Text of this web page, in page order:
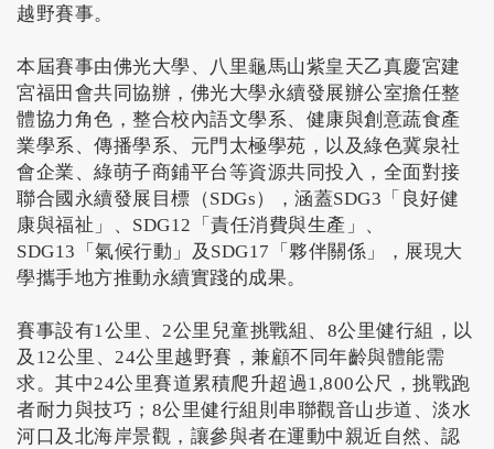
越野賽事。
本屆賽事由佛光大學、八里龜馬山紫皇天乙真慶宮建
宮福田會共同協辦，佛光大學永續發展辦公室擔任整
體協力角色，整合校內語文學系、健康與創意蔬食產
業學系、傳播學系、元門太極學苑，以及綠色冀泉社
會企業、綠萌子商鋪平台等資源共同投入，全面對接
聯合國永續發展目標（SDGs），涵蓋SDG3「良好健
康與福祉」、SDG12「責任消費與生產」、
SDG13「氣候行動」及SDG17「夥伴關係」，展現大
學攜手地方推動永續實踐的成果。
賽事設有1公里、2公里兒童挑戰組、8公里健行組，以
及12公里、24公里越野賽，兼顧不同年齡與體能需
求。其中24公里賽道累積爬升超過1,800公尺，挑戰跑
者耐力與技巧；8公里健行組則串聯觀音山步道、淡水
河口及北海岸景觀，讓參與者在運動中親近自然、認